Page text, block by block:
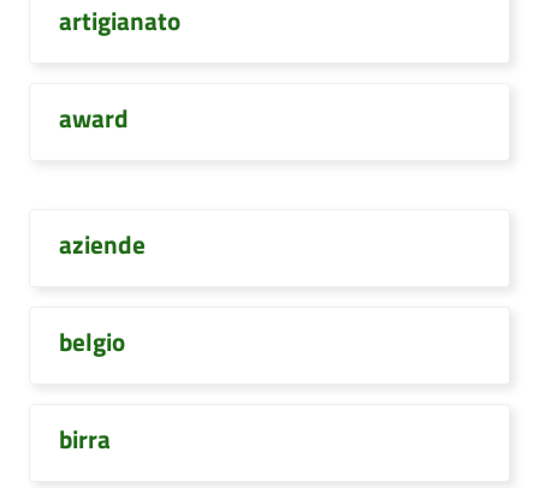
artigianato
award
aziende
belgio
birra